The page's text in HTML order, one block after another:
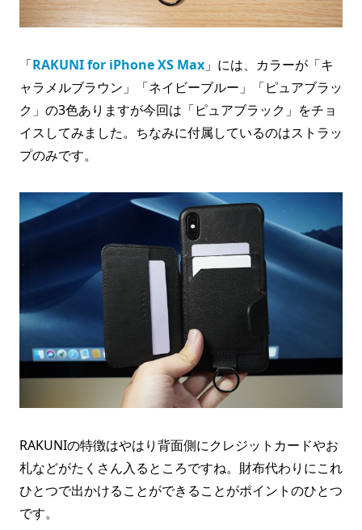
「RAKUNI for iPhone XS Max 」には、カラーが「キ
ャラメルブラウン」「ネイビーブルー」「ピュアブラッ
ク」の3色ありますが今回は「ピュアブラック」をチョ
イスしてみました。ちなみに付属しているのはストラッ
プのみです。
RAKUNIの特徴はやはり背面側にクレジットカードやお
札などがたくさん入るところですね。財布代わりにこれ
ひとつで出かけることができることがポイントのひとつ
です。